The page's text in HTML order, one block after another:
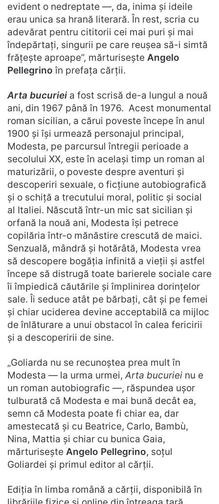
evident o nedreptate —, da, inima și ideile
erau unica sa hrană literară. În rest, scria cu
adevărat pentru cititorii cei mai puri și mai
îndepărtați, singurii pe care reușea să-i simtă
frățește aproape”, mărturisește Angelo
Pellegrino în prefața cărții.
Arta bucuriei a fost scrisă de-a lungul a nouă
ani, din 1967 până în 1976. Acest monumental
roman sicilian, a cărui poveste începe în anul
1900 și își urmează personajul principal,
Modesta, pe parcursul întregii perioade a
secolului XX, este în același timp un roman al
maturizării, o poveste despre aventuri și
descoperiri sexuale, o ficțiune autobiografică
și o schiță a trecutului moral, politic și social
al Italiei. Născută într-un mic sat sicilian și
orfană la nouă ani, Modesta își petrece
copilăria într-o mănăstire crescută de maici.
Senzuală, mândră și hotărâtă, Modesta vrea
să descopere bogăția infinită a vieții și astfel
începe să distrugă toate barierele sociale care
îi împiedică căutările și împlinirea dorințelor
sale. Îi seduce atât pe bărbați, cât și pe femei
și chiar uciderea devine acceptabilă ca mijloc
de înlăturare a unui obstacol în calea fericirii
și a descoperirii de sine.
„Goliarda nu se recunoștea prea mult în
Modesta — la urma urmei,Arta bucuriei nu e
un roman autobiografic —, răspundea ușor
tulburată că Modesta e mai bună decât ea,
semn că Modesta poate fi chiar ea, dar
amestecată și cu Beatrice, Carlo, Bambù,
Nina, Mattia și chiar cu bunica Gaia,
mărturisește Angelo Pellegrino, soțul
Goliardei și primul editor al cărții.
Ediția în limba română a cărții, disponibilă în